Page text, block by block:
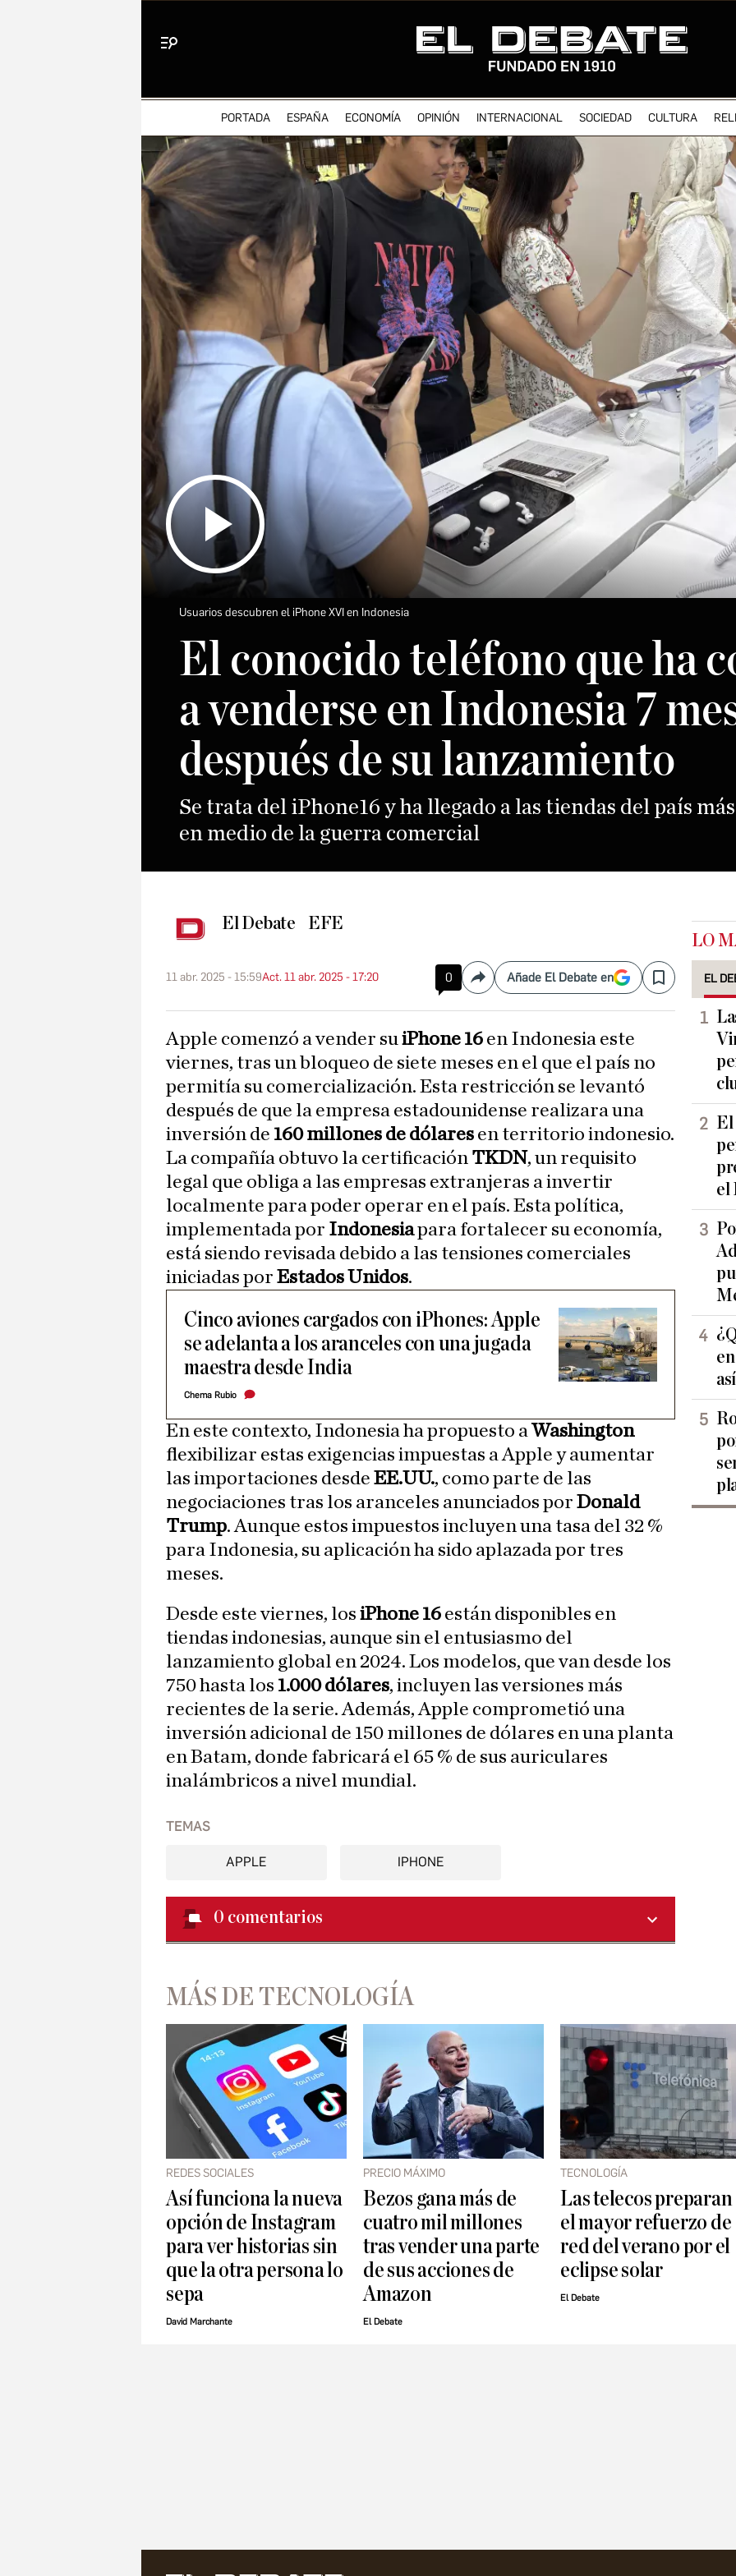
PORTADA ESPAÑA ECONOMÍA OPINIÓN INTERNACIONAL SOCIEDAD CULTURA
Usuarios descubren el iPhone XVI en Indonesia
El conocido teléfono que ha
a venderse en Indonesia 7
después de su lanzamiento
Se trata del iPhone16 y ha llegado a las tiendas del país
en medio de la guerra comercial
El Debate EFE
11 abr. 2025 - 15:59Act. 11 abr. 2025 - 17:20 0 CompartirAñade El Debate en Save
Apple comenzó a vender suiPhone 16 en Indonesia este
viernes, tras un bloqueo de siete meses en el que el país no
permitía su comercialización. Esta restricción se levantó
después de que la empresa estadounidense realizara una
inversión de 160 millones de dólares en territorio indonesio.
La compañía obtuvo la certificación TKDN, un requisito
legal que obliga a las empresas extranjeras a invertir
localmente para poder operar en el país. Esta política,
implementada por Indonesiapara fortalecer su economía,
está siendo revisada debido a las tensiones comerciales
iniciadas por Estados Unidos.
Cinco aviones cargados con iPhones: Apple
se adelanta a los aranceles con una jugada
maestra desde India
Chema Rubio
En este contexto, Indonesia ha propuesto a Washington
flexibilizar estas exigencias impuestas a Apple y aumentar
las importaciones desde EE.UU., como parte de las
negociaciones tras los aranceles anunciados por Donald
Trump. Aunque estos impuestos incluyen una tasa del 32 %
para Indonesia, su aplicación ha sido aplazada por tres
meses.
Desde este viernes, los iPhone 16 están disponibles en
tiendas indonesias, aunque sin el entusiasmo del
lanzamiento global en 2024. Los modelos, que van desde los
750 hasta los 1.000 dólares, incluyen las versiones más
recientes de la serie. Además, Apple comprometió una
inversión adicional de 150 millones de dólares en una planta
en Batam, donde fabricará el 65 % de sus auriculares
inalámbricos a nivel mundial.
TEMAS
APPLE IPHONE
0 comentarios
LO
EL
El
el
MÁS DE TECNOLOGÍA
REDES SOCIALES
Así funciona la nueva
opción de Instagram
para ver historias sin
que la otra persona lo
sepa
David Marchante
PRECIO MÁXIMO
Bezos gana más de
cuatro mil millones
tras vender una parte
de sus acciones de
Amazon
El Debate
TECNOLOGÍA
Las telecos preparan
el mayor refuerzo de
red del verano por el
eclipse solar
El Debate